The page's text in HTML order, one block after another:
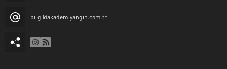
bilgi@akademiyangin.com.tr